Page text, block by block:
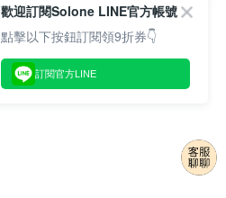
歡迎訂閱Solone LINE官方帳號
點擊以下按鈕訂閱領9折券👇
訂閱官方LINE